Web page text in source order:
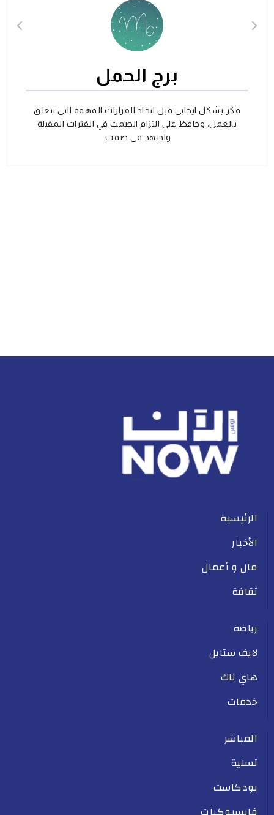
برج الحمل
فكر بشكل ايجابي قبل اتخاذ القرارات المهمة التي تتعلق
بالعمل، وحافظ على التزام الصمت في الفترات المقبلة
واجتهد في صمت.
الرئيسية
الأخبار
مال و أعمال
ثقافة
رياضة
لايف ستايل
هاي تاك
خدمات
المباشر
تسلية
بودكاست